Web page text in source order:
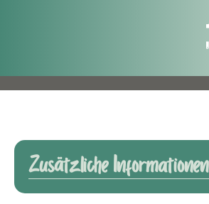
Zusätzliche Informationen